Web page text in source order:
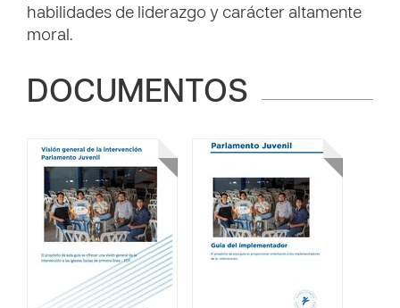
habilidades de liderazgo y carácter altamente
moral.
DOCUMENTOS